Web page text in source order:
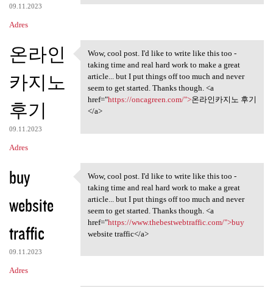
09.11.2023
Adres
온라인
카지노
후기
09.11.2023
Adres
Wow, cool post. I'd like to
Wow, cool post. I'd like to write like this too -
taking time and real hard work to make a great
article... but I put things off too much and never
seem to get started. Thanks though. <a
href="https://oncagreen.com/">온라인카지노 후기
</a>
buy
website
traffic
09.11.2023
Adres
Wow, cool post. I'd like to
Wow, cool post. I'd like to write like this too -
taking time and real hard work to make a great
article... but I put things off too much and never
seem to get started. Thanks though. <a
href="https://www.thebestwebtraffic.com/">buy
website traffic</a>